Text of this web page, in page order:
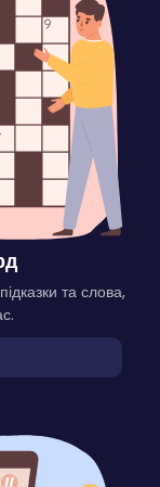
та слова,